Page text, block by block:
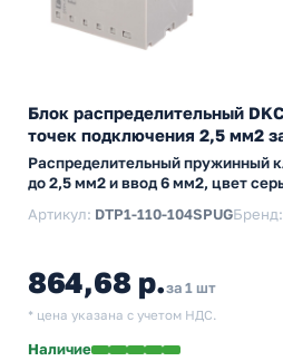
Блок распределительный
точек подключения 2,5 мм2
Распределительный пружинный
до 2,5 мм2 и ввод 6 мм2, цвет
Артикул: DTP1-110-104SPUGБренд:
864,68 р.за 1 шт
* цена указана с учетом НДС.
Наличие